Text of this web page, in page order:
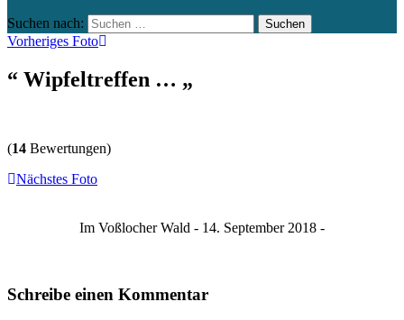
Suchen nach:
Vorheriges Foto
“ Wipfeltreffen … „
(14 Bewertungen)
Nächstes Foto
Im Voßlocher Wald - 14. September 2018 -
Schreibe einen Kommentar